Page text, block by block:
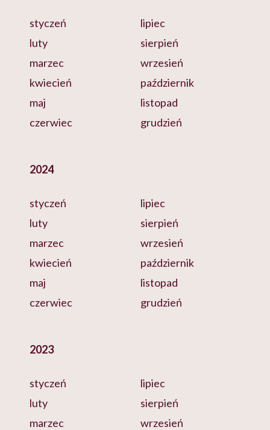
styczeń
luty
marzec
kwiecień
maj
czerwiec
lipiec
sierpień
wrzesień
październik
listopad
grudzień
2024
styczeń
luty
marzec
kwiecień
maj
czerwiec
lipiec
sierpień
wrzesień
październik
listopad
grudzień
2023
styczeń
luty
marzec
lipiec
sierpień
wrzesień